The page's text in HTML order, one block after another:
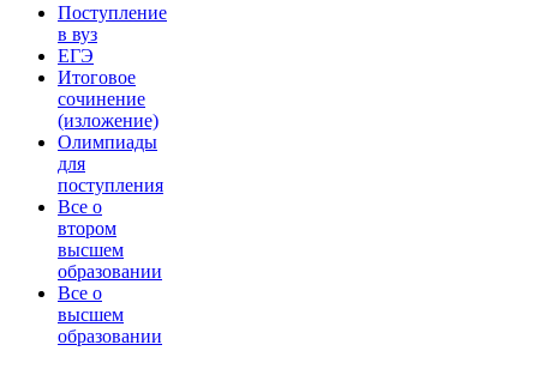
Поступление
в вуз
ЕГЭ
Итоговое
сочинение
(изложение)
Олимпиады
для
поступления
Все о
втором
высшем
образовании
Все о
высшем
образовании